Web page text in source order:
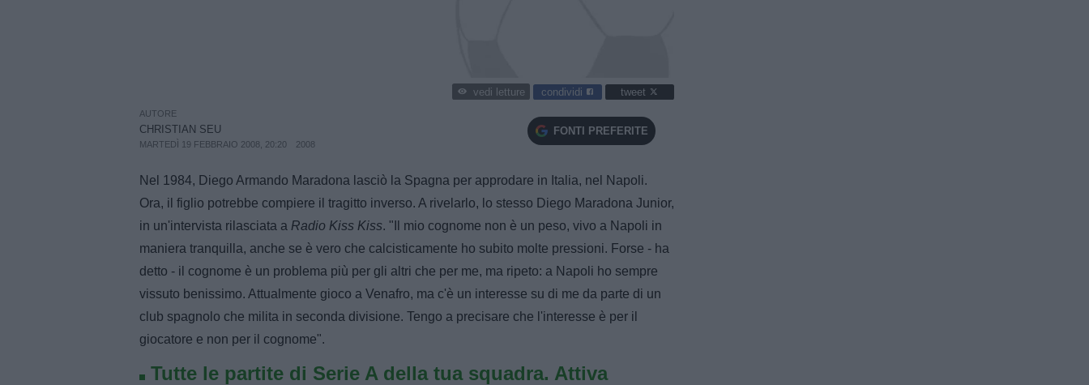
vedi letture condividi tweet
AUTORE
CHRISTIAN SEU
MARTEDÌ 19 FEBBRAIO 2008, 20:20 2008
FONTI PREFERITE
Nel 1984, Diego Armando Maradona lasciò la Spagna per approdare in Italia, nel Napoli.
Ora, il figlio potrebbe compiere il tragitto inverso. A rivelarlo, lo stesso Diego Maradona Junior,
in un'intervista rilasciata a Radio Kiss Kiss. "Il mio cognome non è un peso, vivo a Napoli in
maniera tranquilla, anche se è vero che calcisticamente ho subito molte pressioni. Forse - ha
detto - il cognome è un problema più per gli altri che per me, ma ripeto: a Napoli ho sempre
vissuto benissimo. Attualmente gioco a Venafro, ma c'è un interesse su di me da parte di un
club spagnolo che milita in seconda divisione. Tengo a precisare che l'interesse è per il
giocatore e non per il cognome".
Tutte le partite di Serie A della tua squadra. Attiva